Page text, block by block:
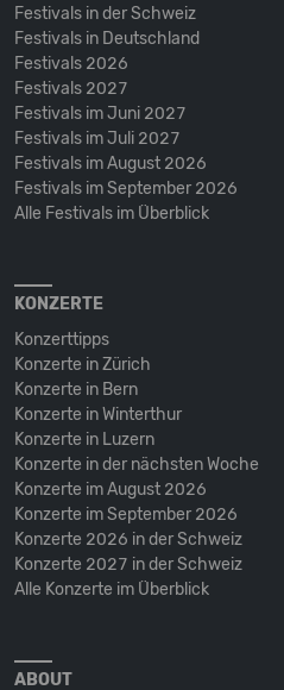
Festivals in der Schweiz
Festivals in Deutschland
Festivals 2026
Festivals 2027
Festivals im Juni 2027
Festivals im Juli 2027
Festivals im August 2026
Festivals im September 2026
Alle Festivals im Überblick
KONZERTE
Konzerttipps
Konzerte in Zürich
Konzerte in Bern
Konzerte in Winterthur
Konzerte in Luzern
Konzerte in der nächsten Woche
Konzerte im August 2026
Konzerte im September 2026
Konzerte 2026 in der Schweiz
Konzerte 2027 in der Schweiz
Alle Konzerte im Überblick
ABOUT